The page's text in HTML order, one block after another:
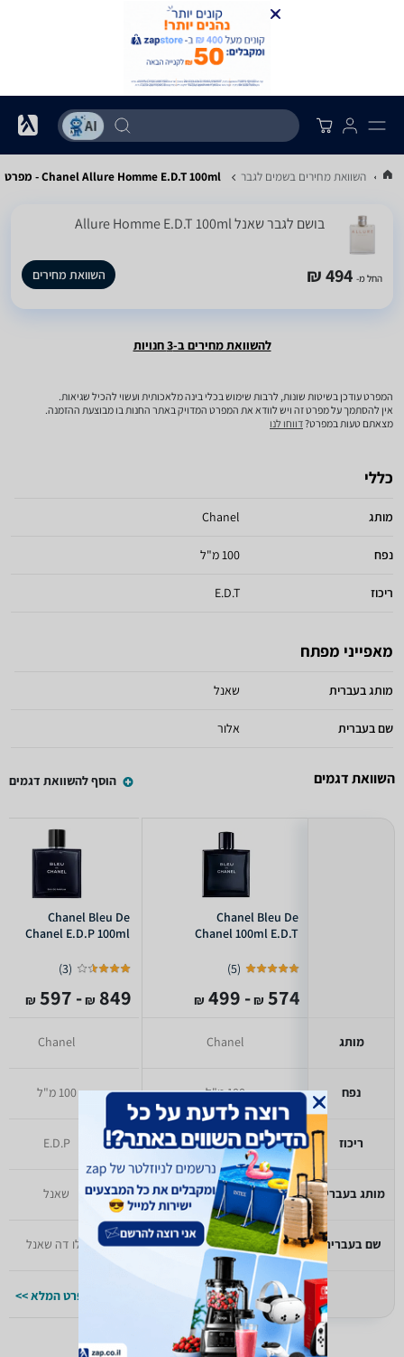
... השוואת מחירים בשמים לגבר Chanel Allure Homme E.D.T 100ml - מפרט
בושם לגבר שאנל Allure Homme E.D.T 100ml
החל מ- 494 ₪ השוואת מחירים
להשוואת מחירים ב-3 חנויות
המפרט עודכן בשיטות שונות, לרבות שימוש בכלי בינה מלאכותית ועשוי להכיל שגיאות.
אין להסתמך על מפרט זה ויש לוודא את המפרט המדויק באתר החנות בו מבוצעת ההזמנה.
מצאתם טעות במפרט?דווחו לנו
כללי
מותג Chanel
נפח 100 מ"ל
ריכוז E.D.T
מאפייני מפתח
מותג בעברית שאנל
שם בעברית אלור
השוואת דגמים הוסף להשוואת דגמים
מותג
נפח
ריכוז
מותג בעברית
שם בעברית
Chanel Bleu De
Chanel 100ml E.D.T
(
5
)
574
₪
- 499
₪
Chanel
100 מ"ל
E.D.T
שאנל
בלו דה שאנל
למפרט המלא >>
Chanel Bleu De
Chanel E.D.P 100ml
(
3
)
849
₪
- 597
₪
Chanel
100 מ"ל
E.D.P
שאנל
בלו דה שאנל
למפרט המלא >>